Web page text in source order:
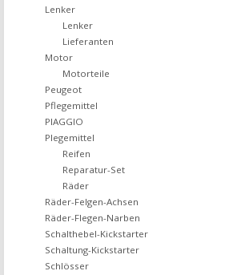
Lenker
Lenker
Lieferanten
Motor
Motorteile
Peugeot
Pflegemittel
PIAGGIO
Plegemittel
Reifen
Reparatur-Set
Räder
Räder-Felgen-Achsen
Räder-Flegen-Narben
Schalthebel-Kickstarter
Schaltung-Kickstarter
Schlösser